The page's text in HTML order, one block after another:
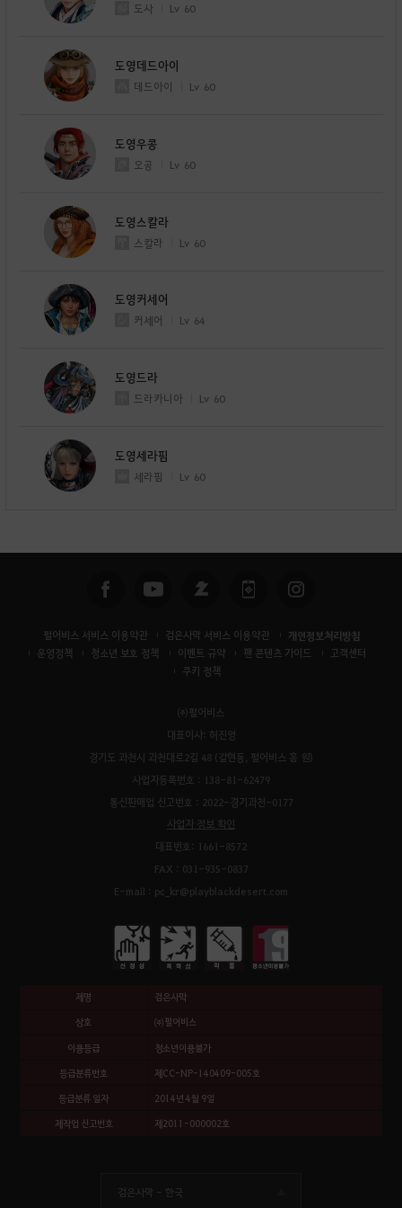
도사 Lv 60
도영데드아이
데드아이 Lv 60
도영우콩
오공 Lv 60
도영스칼라
스칼라 Lv 60
도영커세어
커세어 Lv 64
도영드라
드라카니아 Lv 60
도영세라핌
세라핌 Lv 60
펄어비스 서비스 이용약관 검은사막 서비스 이용약관 개인정보처리방침
운영정책 청소년 보호 정책 이벤트 규약 팬 콘텐츠 가이드
고객센터
쿠키 정책
㈜펄어비스
대표이사: 허진영
경기도 과천시 과천대로2길 48 (갈현동, 펄어비스 홈 원)
사업자등록번호 : 138-81-62479
통신판매업 신고번호 : 2022-경기과천-0177
사업자 정보 확인
대표번호: 1661-8572
FAX : 031-935-0837
E-mail : pc_kr@playblackdesert.com
제명 검은사막
상호 ㈜펄어비스
이용등급 청소년이용불가
등급분류번호 제CC-NP-140409-005호
등급분류 일자 2014년 4월 9일
제작업 신고번호 제2011-000002호
검은사막 - 한국